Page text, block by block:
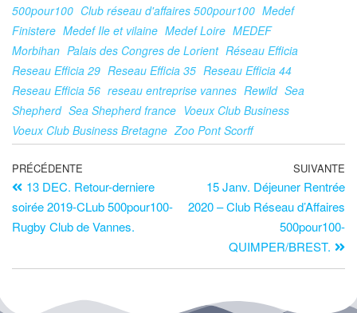
500pour100 Club réseau d'affaires 500pour100 Medef
Finistere Medef Ile et vilaine Medef Loire MEDEF
Morbihan Palais des Congres de Lorient Réseau Efficia
Reseau Efficia 29 Reseau Efficia 35 Reseau Efficia 44
Reseau Efficia 56 reseau entreprise vannes Rewild Sea
Shepherd Sea Shepherd france Voeux Club Business
Voeux Club Business Bretagne Zoo Pont Scorff
PRÉCÉDENTE
13 DEC. Retour-derniere
soirée 2019-CLub 500pour100-
Rugby Club de Vannes.
SUIVANTE
15 Janv. Déjeuner Rentrée
2020 – Club Réseau d’Affaires
500pour100-
QUIMPER/BREST.